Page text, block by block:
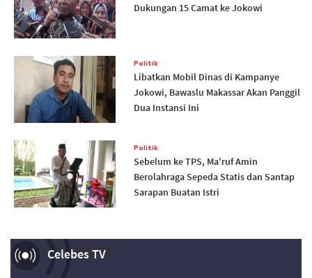
Dukungan 15 Camat ke Jokowi
Politik
Libatkan Mobil Dinas di Kampanye
Jokowi, Bawaslu Makassar Akan Panggil
Dua Instansi Ini
Politik
Sebelum ke TPS, Ma'ruf Amin
Berolahraga Sepeda Statis dan Santap
Sarapan Buatan Istri
Celebes TV
Now Playing